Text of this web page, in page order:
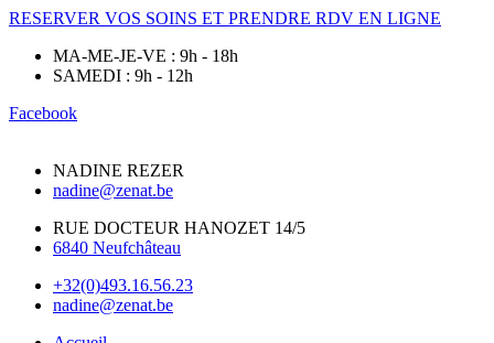
RESERVER VOS SOINS ET PRENDRE RDV EN LIGNE
MA-ME-JE-VE : 9h - 18h
SAMEDI : 9h - 12h
Facebook
NADINE REZER
nadine@zenat.be
RUE DOCTEUR HANOZET 14/5
6840 Neufchâteau
+32(0)493.16.56.23
nadine@zenat.be